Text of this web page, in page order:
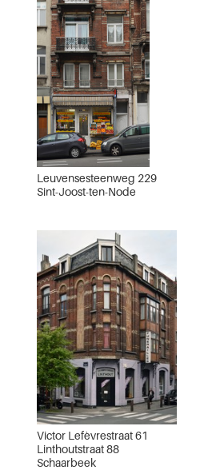
Leuvensesteenweg 229
Sint-Joost-ten-Node
Victor Lefèvrestraat 61
Linthoutstraat 88
Schaarbeek